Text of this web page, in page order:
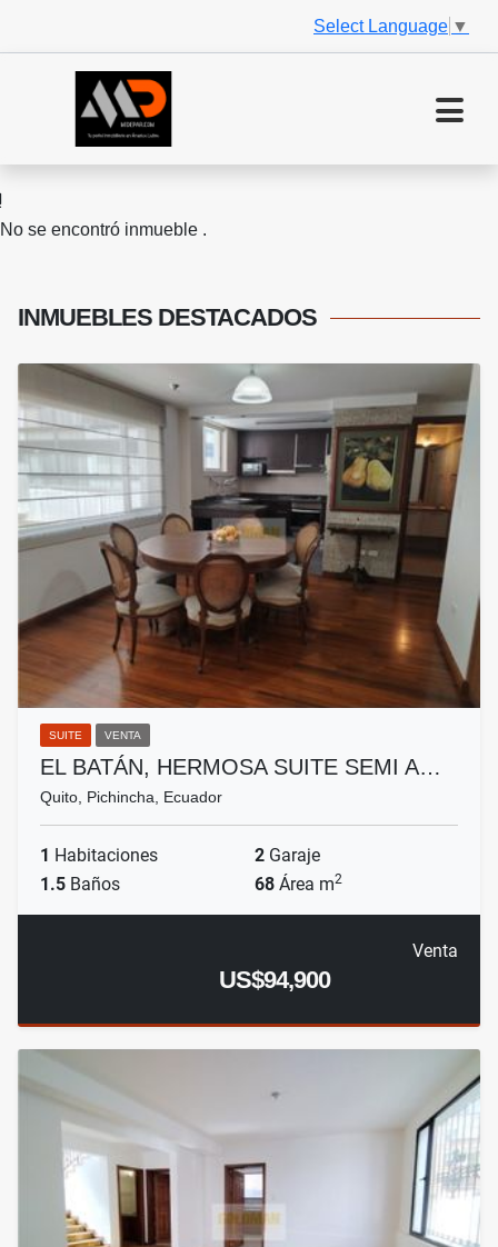
Select Language ▼
No se encontró inmueble .
INMUEBLES DESTACADOS
SUITE VENTA
EL BATÁN, HERMOSA SUITE SEMI A…
Quito, Pichincha, Ecuador
1 Habitaciones 2 Garaje
1.5 Baños 68 Área m2
Venta
US$94,900